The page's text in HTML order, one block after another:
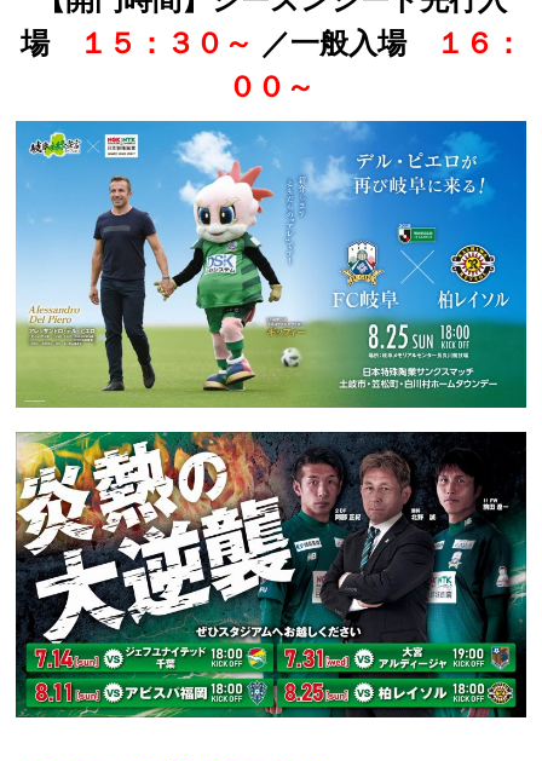
場
１５ ：３０～ ／一般入場
１６：
００～